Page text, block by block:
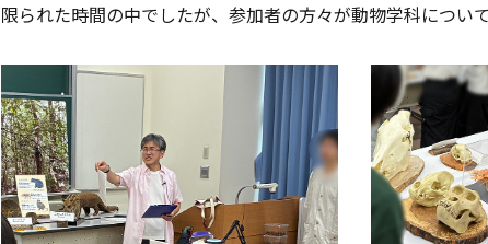
限られた時間の中でしたが、参加者の方々が動物学科につい